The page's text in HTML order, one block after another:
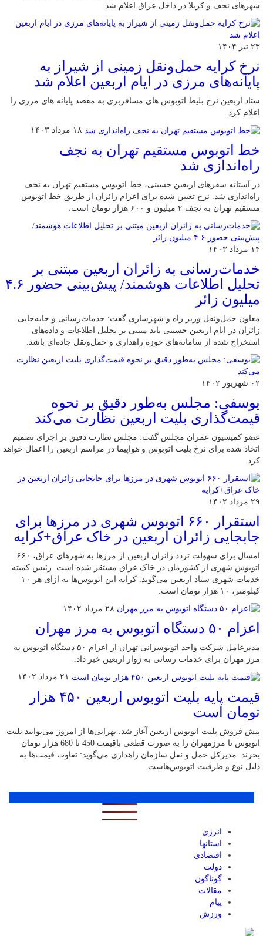
شهرهای نجف و کربلا در داخل عراق اعلام شد.
۲۳ تیر ۱۴۰۴
نرخ کرایه حمل‌ونقل زمینی از شیراز به
پایانه‌های مرزی در ایام اربعین اعلام شد
ستاد اربعین نرخ بلیط اتوبوس های مسافربری به مقصد پایانه های مرزی را
اعلام کرد.
۱۸ مرداد ۱۴۰۳
خط اتوبوس مستقیم تهران به نجف
راه‌اندازی شد
در آستانه سفرهای اربعین حسینی، خط اتوبوس مستقیم تهران به نجف
راه‌اندازی شد. نرخ تعیین شده برای اعزام زائران از طریق خط اتوبوس
مستقیم تهران به نجف ۲ میلیون و ۶۰۰ هزار تومان است.
۱۴ مرداد ۱۴۰۳
خدمات‌رسانی به زائران اربعین مبتنی بر
تحلیل اطلاعات هوشمند/ پیش‌بینی حضور ۴.۶
میلیون زائر
معاون حمل‌ونقل وزیر راه و شهرسازی گفت: خدمات‌رسانی و جابه‌جایی
زائران در ایام اربعین حسینی باید مبتنی بر تحلیل اطلاعات و داده‌های
استخراج شده از سامانه‌های حوزه راهداری و حمل‌ونقل جاده‌ای باشد.
۰۲ شهریور ۱۴۰۲
یوسفی: مجلس به‌طور دقیق بر نحوه
قیمت‌گذاری بلیت اربعین نظارت می‌کند
عضو کمیسیون عمران مجلس گفت: مجلس نظارت دقیق بر اجرای تصمیم
اتخاذ شده برای نرخ بلیت اتوبوس و هواپیما در مراسم اربعین را اعمال خواهد
کرد.
۲۹ مرداد ۱۴۰۲
استقرار ۶۶۰ اتوبوس شهری در مرزها برای
جابجایی زائران اربعین در خاک عراق+کرایه
امسال برای سهولت تردد زائران اربعین از مرزها به شهرهای عراق، ۶۶۰
اتوبوس شهری از کشورمان در خاک عراق مستقر شده است. رئیس کمیته
خدمات شهری ستاد اربعین می‌گوید: کرایه این اتوبوس‌ها به ازای هر ۱۰
کیلومتر، ۱۰ هزار تومان است.
۲۸ مرداد ۱۴۰۲
اعزام ۵۰ دستگاه اتوبوس به مرز مهران
مدیرعامل شرکت واحد اتوبوسرانی تهران از اعزام ۵۰ دستگاه اتوبوس به
مرز مهران برای خدمات رسانی به زوار اربعین خبر داد.
۲۱ مرداد ۱۴۰۲
قیمت پایه بلیت اتوبوس اربعین ۴۵۰ هزار
تومان است
پیش فروش بلیت اتوبوس اربعین آغاز شد. تهرانی‌ها از امروز می‌توانند بلیت
اتوبوس تا مرزمهران را به صورت قطعی باقیمت 450 تا 680 هزار تومان
بخرند. مدیرکل حمل و نقل سازمان راهداری می‌گوید: تفاوت قیمت‌ها به
دلیل نوع و ظرفیت اتوبوس‌هاست.
انرژی
استانها
اقتصادی
دولت
گوناگون
مقالات
پیام
ورزش